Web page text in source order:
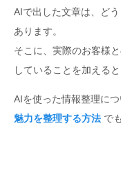
AIで出した文章は、ど
あります。
そこに、実際のお客様
していることを加える
AIを使った情報整理に
魅力を整理する方法 で